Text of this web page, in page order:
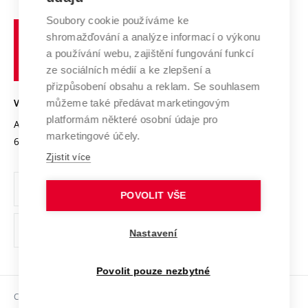
Systém zajišťování kvality výzkumu
Výzkumné infrastruktury
Transfer znalostí
Open Science
Projekty
Projekty ze strukturálních fondů
Specifický výzkum
Spolupráce se školami
Služby univerzity
Mezinárodní dohody
Univerzitní sítě
Profil univerzity
Udržitelná univerzita
Podnikavá univerzita / ContriBUTe
Bezpečná univerzita
Vyznamenání
Organizační struktura
Ochrana osobních údajů
odkaz)
Sociální bezpečí
učení
technické
Brně
VYSOKÉ UČENÍ TECHNICKÉ V BRNĚ
Antonínská 548/1
602 00 Brno
www.vut.cz
vut@vutbr.cz
Copyright © 2026 VUT
Soubory cookie používáme ke
shromažďování a analýze informací o výkonu
a používání webu, zajištění fungování funkcí
ze sociálních médií a ke zlepšení a
přizpůsobení obsahu a reklam. Se souhlasem
můžeme také předávat marketingovým
platformám některé osobní údaje pro
marketingové účely.
Zjistit více
POVOLIT VŠE
Nastavení
Povolit pouze nezbytné